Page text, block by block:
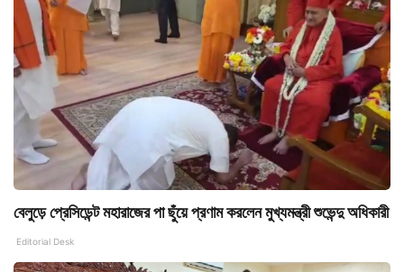
বেলুড়ে প্রেসিডেন্ট মহারাজের পা ছুঁয়ে প্রণাম করলেন মুখ্যমন্ত্রী শুভেন্দু অধিকারী
Editorial Desk